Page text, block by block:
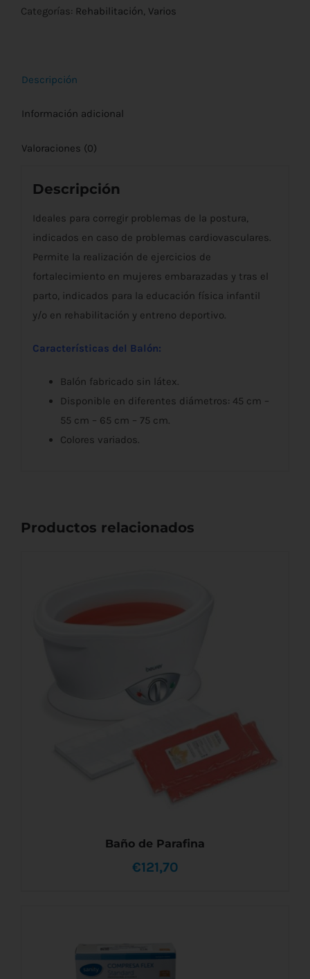
Pilates
Categorías: Rehabilitación Varios
Descripción
Información adicional
Valoraciones (0)
Descripción
Ideales para corregir problemas de la postura,
indicados en caso de problemas cardiovasculares.
Permite la realización de ejercicios de
fortalecimiento en mujeres embarazadas y tras el
parto, indicados para la educación física infantil
y/o en rehabilitación y entreno deportivo.
Características del Balón:
Balón fabricado sin látex.
Disponible en diferentes diámetros: 45 cm –
55 cm – 65 cm – 75 cm.
Colores variados.
Productos relacionados
AÑADIR AL CARRITO
Baño de Parafina
€121,70